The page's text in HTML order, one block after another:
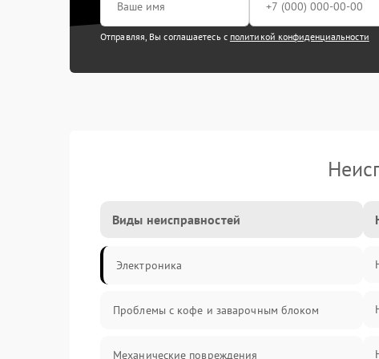
Отправляя, Вы соглашаетесь с политикой конфиденциальности
Виды неисправностей
Электроника
Проблемы с кофе и заварочным блоком
Механические повреждения